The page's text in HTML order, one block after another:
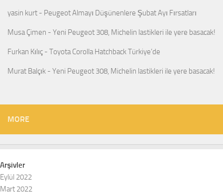
yasin kurt - Peugeot Almayı Düşünenlere Şubat Ayı Fırsatları
Musa Çimen - Yeni Peugeot 308, Michelin lastikleri ile yere basacak!
Furkan Kılıç - Toyota Corolla Hatchback Türkiye’de
Murat Balçık - Yeni Peugeot 308, Michelin lastikleri ile yere basacak!
MORE
Arşivler
Eylül 2022
Mart 2022